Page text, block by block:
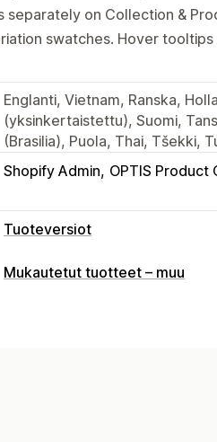
separately on Collection &
swatches. Hover
Englanti, Vietnam, Ranska,
(yksinkertaistettu), Suomi,
(Brasilia), Puola, Thai, Tšekki,
Shopify Admin OPTIS Product
Tuoteversiot
Mukautukset
Mukautetut tuotteet – muu